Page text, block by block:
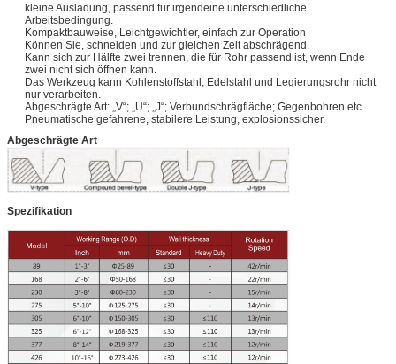
kleine Ausladung, passend für irgendeine unterschiedliche
Arbeitsbedingung.
Kompaktbauweise, Leichtgewichtler, einfach zur Operation
Können Sie, schneiden und zur gleichen Zeit abschrägend.
Kann sich zur Hälfte zwei trennen, die für Rohr passend ist, wenn Ende
zwei nicht sich öffnen kann.
Das Werkzeug kann Kohlenstoffstahl, Edelstahl und Legierungsrohr nicht
nur verarbeiten.
Abgeschrägte Art: „V“; „U“; „J“; Verbundschrägfläche; Gegenbohren etc.
Pneumatische gefahrene, stabilere Leistung, explosionssicher.
Abgeschrägte Art
Spezifikation